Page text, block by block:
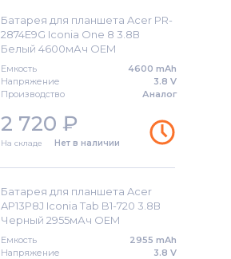
Батарея для планшета Acer PR-
2874E9G Iconia One 8 3.8В
Белый 4600мАч OEM
Емкость
4600 mAh
Напряжение
3.8 V
Производство
Аналог
2 720 ₽
На складе Нет в наличии
Батарея для планшета Acer
AP13P8J Iconia Tab B1-720 3.8В
Черный 2955мАч OEM
Емкость
2955 mAh
Напряжение
3.8 V